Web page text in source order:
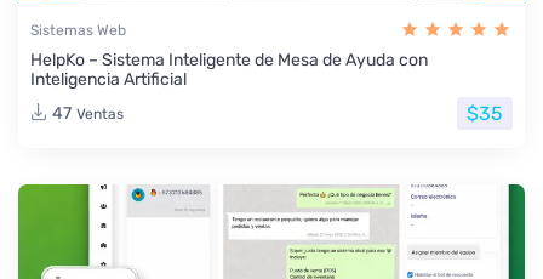
Sistemas Web
HelpKo – Sistema Inteligente de Mesa de Ayuda con
Inteligencia Artificial
47 Ventas $35